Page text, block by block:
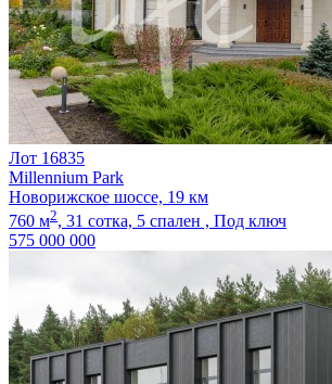
Лот 16835
Millennium Park
Новорижское шоссе, 19 км
760 м2, 31 сотка, 5 спален , Под ключ
575 000 000